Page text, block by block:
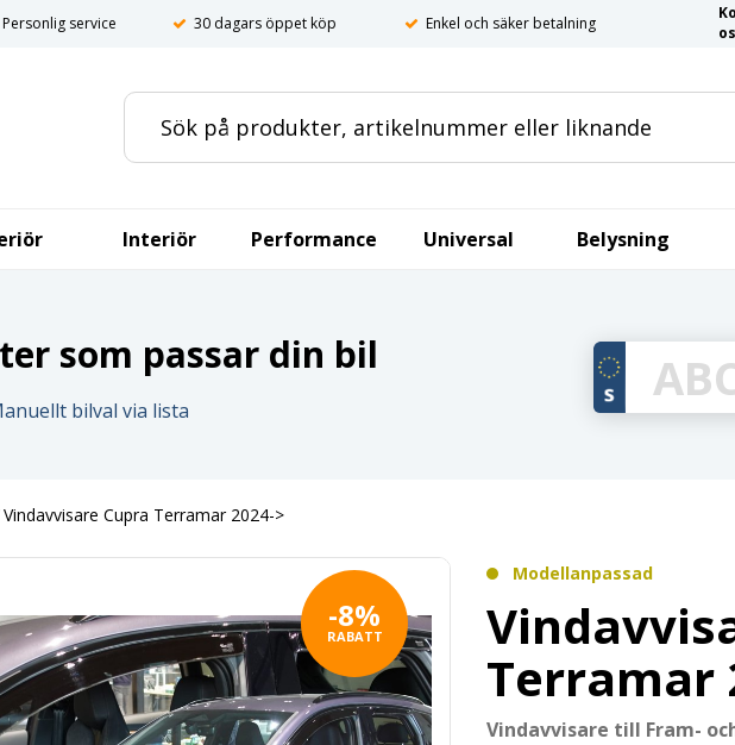
Personlig service 30 dagars öppet köp Enkel och säker betalning
Interiör Performance Universal Belysning
som passar din bil
bilval via lista
Vindavvisare Cupra Terramar 2024->
-8%
RABATT
Modellanpassad
Terramar
Vindavvisare till Fram-